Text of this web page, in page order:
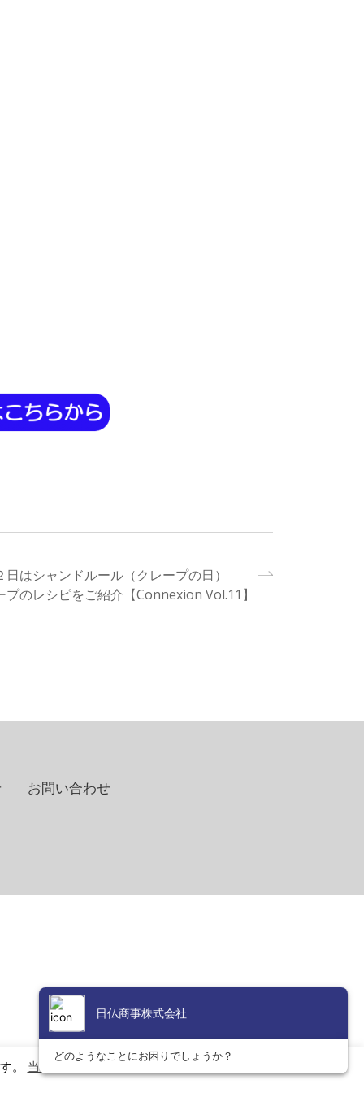
日はシャンドルール（クレープの日）
プのレシピをご紹介【Connexion Vol.11】
お問い合わせ
。 当社のプライバシーおよびCookieに関するポリシーはこち